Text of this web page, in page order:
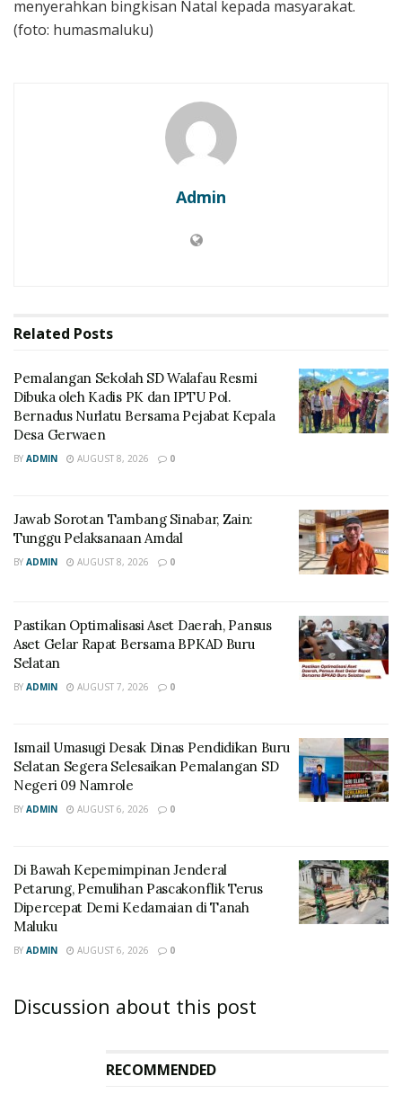
menyerahkan bingkisan Natal kepada masyarakat.
(foto: humasmaluku)
Admin
Related Posts
Pemalangan Sekolah SD Walafau Resmi
Dibuka oleh Kadis PK dan IPTU Pol.
Bernadus Nurlatu Bersama Pejabat Kepala
Desa Gerwaen
BY ADMIN AUGUST 8, 2026 0
Jawab Sorotan Tambang Sinabar, Zain:
Tunggu Pelaksanaan Amdal
BY ADMIN AUGUST 8, 2026 0
Pastikan Optimalisasi Aset Daerah, Pansus
Aset Gelar Rapat Bersama BPKAD Buru
Selatan
BY ADMIN AUGUST 7, 2026 0
Ismail Umasugi Desak Dinas Pendidikan Buru
Selatan Segera Selesaikan Pemalangan SD
Negeri 09 Namrole
BY ADMIN AUGUST 6, 2026 0
Di Bawah Kepemimpinan Jenderal
Petarung, Pemulihan Pascakonflik Terus
Dipercepat Demi Kedamaian di Tanah
Maluku
BY ADMIN AUGUST 6, 2026 0
Discussion about this post
RECOMMENDED